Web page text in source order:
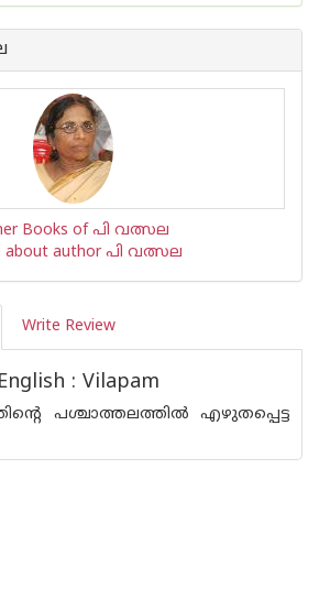
Books of പി വത്സല
about author പി വത്സല
Write Review
: Vilapam
പശ്ചാത്തലത്തില്‍ എഴുതപ്പെട്ട